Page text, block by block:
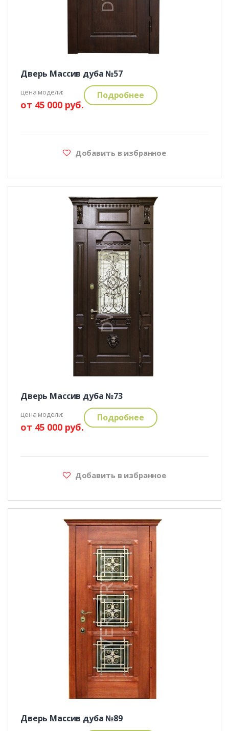
Дверь Массив дуба №57
цена модели:
от 45 000 руб.
Подробнее
Добавить в избранное
Дверь Массив дуба №73
цена модели:
от 45 000 руб.
Подробнее
Добавить в избранное
Дверь Массив дуба №89